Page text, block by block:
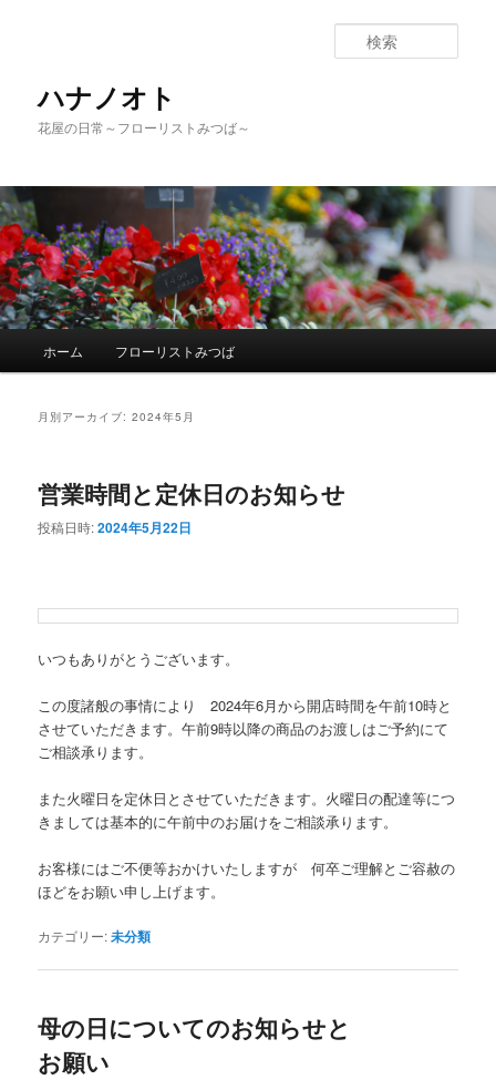
ハナノオト
花屋の日常～フローリストみつば～
索
メ
コ
へ
動
サ
ン
移
ホーム フローリストみつば
月別アーカイブ:2024年5月
営業時間と定休日のお知らせ
投稿日時:2024年5月22日
いつもありがとうございます。
この度諸般の事情により 2024年6月から開店時間を午前10時と
させていただきます。午前9時以降の商品のお渡しはご予約にて
ご相談承ります。
また火曜日を定休日とさせていただきます。火曜日の配達等につ
きましては基本的に午前中のお届けをご相談承ります。
お客様にはご不便等おかけいたしますが 何卒ご理解とご容赦の
ほどをお願い申し上げます。
カテゴリー:未分類
母の日についてのお知らせと
お願い